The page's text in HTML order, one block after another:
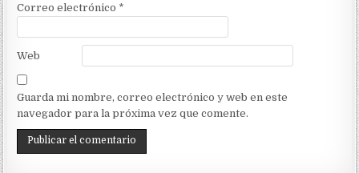
Correo electrónico *
Web
Guarda mi nombre, correo electrónico y web en este
navegador para la próxima vez que comente.